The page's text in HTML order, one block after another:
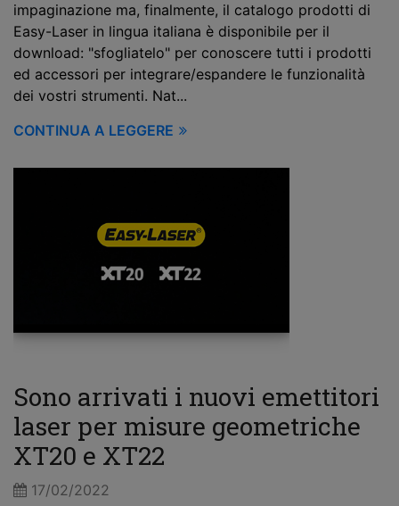
impaginazione ma, finalmente, il catalogo prodotti di
Easy-Laser in lingua italiana è disponibile per il
download: "sfogliatelo" per conoscere tutti i prodotti
ed accessori per integrare/espandere le funzionalità
dei vostri strumenti. Nat...
CONTINUA A LEGGERE
Sono arrivati i nuovi emettitori
laser per misure geometriche
XT20 e XT22
17/02/2022